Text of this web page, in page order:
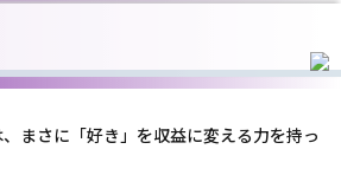
まさに「好き」を収益に変える力を持っ